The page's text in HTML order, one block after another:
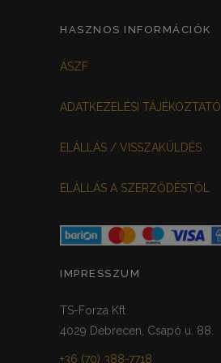
HASZNOS INFORMÁCIÓK
ÁSZF
ADATKEZELÉSI TÁJÉKOZTATÓ
ELÁLLÁS / VISSZAKÜLDÉS
ELÁLLÁS A SZERZŐDÉSTŐL
IMPRESSZUM
TS-Forza Kft
4029 Debrecen, Csapó u. 88.
+36 (70) 388-7718